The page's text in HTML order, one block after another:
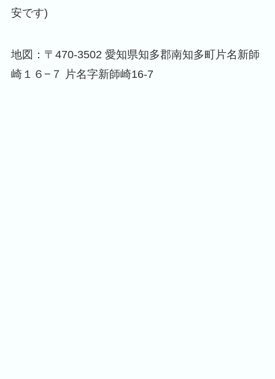
安です)
地図：〒470-3502 愛知県知多郡南知多町片名新師
崎１６−７ 片名字新師崎16-7